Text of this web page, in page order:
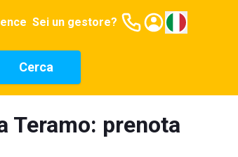
Sei un gestore?
Cerca
Teramo: prenota